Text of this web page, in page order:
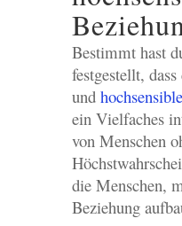
Bestimmt hast
festgestellt,
und
ein Vielfaches
von Menschen
die Menschen,
Beziehung